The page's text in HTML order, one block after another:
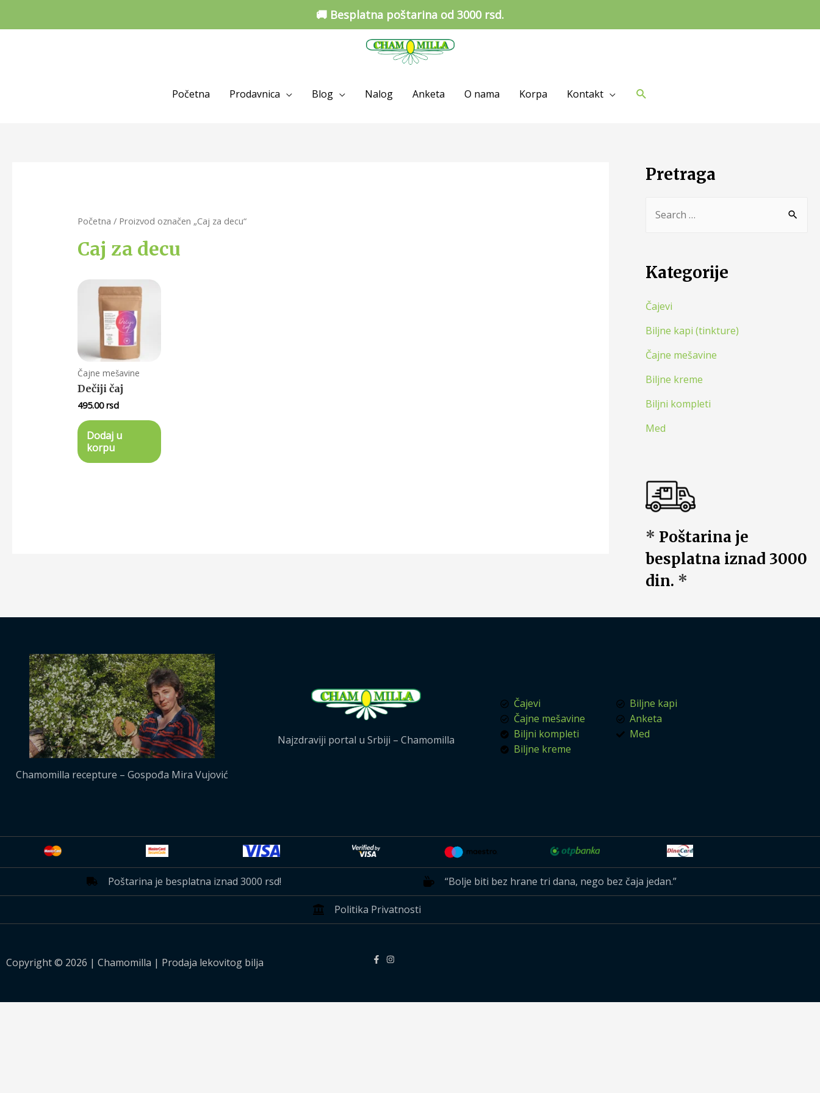
🚚 Besplatna poštarina od 3000 rsd.
Početna Prodavnica Blog Nalog Anketa O nama Korpa Kontakt
Početna / Proizvod označen „Caj za decu“
Caj za decu
Čajne mešavine
Dečiji čaj
495.00rsd
Dodaj u
korpu
Pretraga
Kategorije
Čajevi
Biljne kapi (tinkture)
Čajne mešavine
Biljne kreme
Biljni kompleti
Med
* Poštarina je
besplatna iznad 3000
din. *
Chamomilla recepture – Gospođa Mira Vujović
Najzdraviji portal u Srbiji – Chamomilla
Čajevi
Čajne mešavine
Biljni kompleti
Biljne kreme
Biljne kapi
Anketa
Med
Poštarina je besplatna iznad 3000 rsd!​ “Bolje biti bez hrane tri dana, nego bez čaja jedan.”
Politika Privatnosti​
Copyright © 2026 | Chamomilla | Prodaja lekovitog bilja